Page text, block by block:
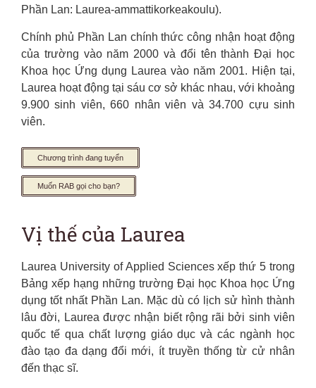
Phần Lan: Laurea-ammattikorkeakoulu).
Chính phủ Phần Lan chính thức công nhận hoạt động
của trường vào năm 2000 và đổi tên thành Đại học
Khoa học Ứng dụng Laurea vào năm 2001. Hiện tại,
Laurea hoạt động tại sáu cơ sở khác nhau, với khoảng
9.900 sinh viên, 660 nhân viên và 34.700 cựu sinh
viên.
Chương trình đang tuyển
Muốn RAB gọi cho bạn?
Vị thế của Laurea
Laurea University of Applied Sciences xếp thứ 5 trong
Bảng xếp hạng những trường Đại học Khoa học Ứng
dụng tốt nhất Phần Lan. Mặc dù có lịch sử hình thành
lâu đời, Laurea được nhận biết rộng rãi bởi sinh viên
quốc tế qua chất lượng giáo dục và các ngành học
đào tạo đa dạng đổi mới, ít truyền thống từ cử nhân
đến thạc sĩ.